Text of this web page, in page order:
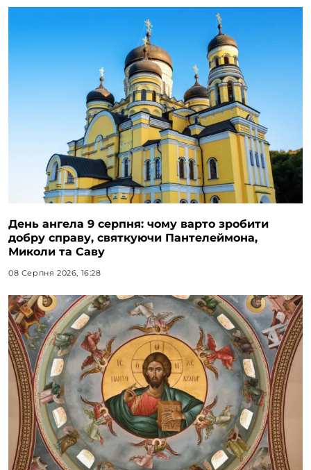
День ангела 9 серпня: чому варто зробити
добру справу, святкуючи Пантелеймона,
Миколи та Саву
08 Серпня 2026, 16:28